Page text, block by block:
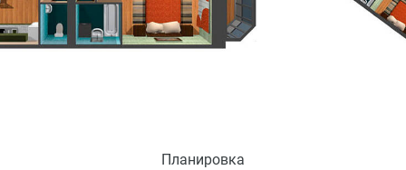
Планировка